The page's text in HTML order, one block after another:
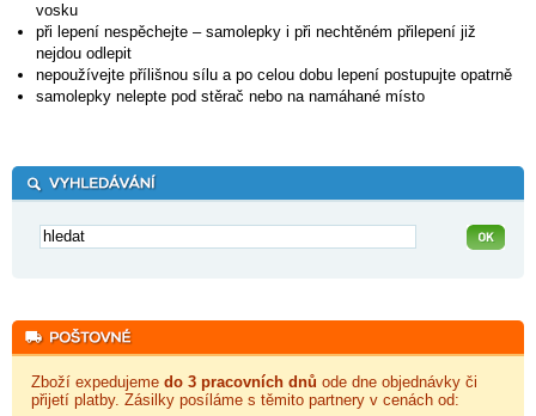
vosku
při lepení nespěchejte – samolepky i při nechtěném přilepení již
nejdou odlepit
nepoužívejte přílišnou sílu a po celou dobu lepení postupujte opatrně
samolepky nelepte pod stěrač nebo na namáhané místo
Zboží expedujeme do 3 pracovních dnů ode dne objednávky či
přijetí platby. Zásilky posíláme s těmito partnery v cenách od: